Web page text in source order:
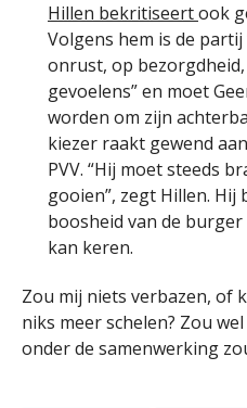
Hillen bekritiseertook
Volgens hem is de
onrust, op
gevoelens” en moet
worden om zijn
kiezer raakt gewend
PVV. “Hij moet steeds
gooien”, zegt Hillen. Hij
boosheid van de burger
kan keren.
Zou mij niets verbazen, of
niks meer schelen? Zou
onder de samenwerking